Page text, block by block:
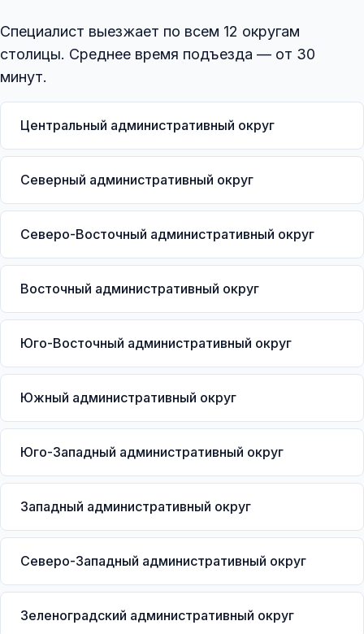
Специалист выезжает по всем 12 округам
столицы. Среднее время подъезда — от 30
минут.
Центральный административный округ
Северный административный округ
Северо-Восточный административный округ
Восточный административный округ
Юго-Восточный административный округ
Южный административный округ
Юго-Западный административный округ
Западный административный округ
Северо-Западный административный округ
Зеленоградский административный округ